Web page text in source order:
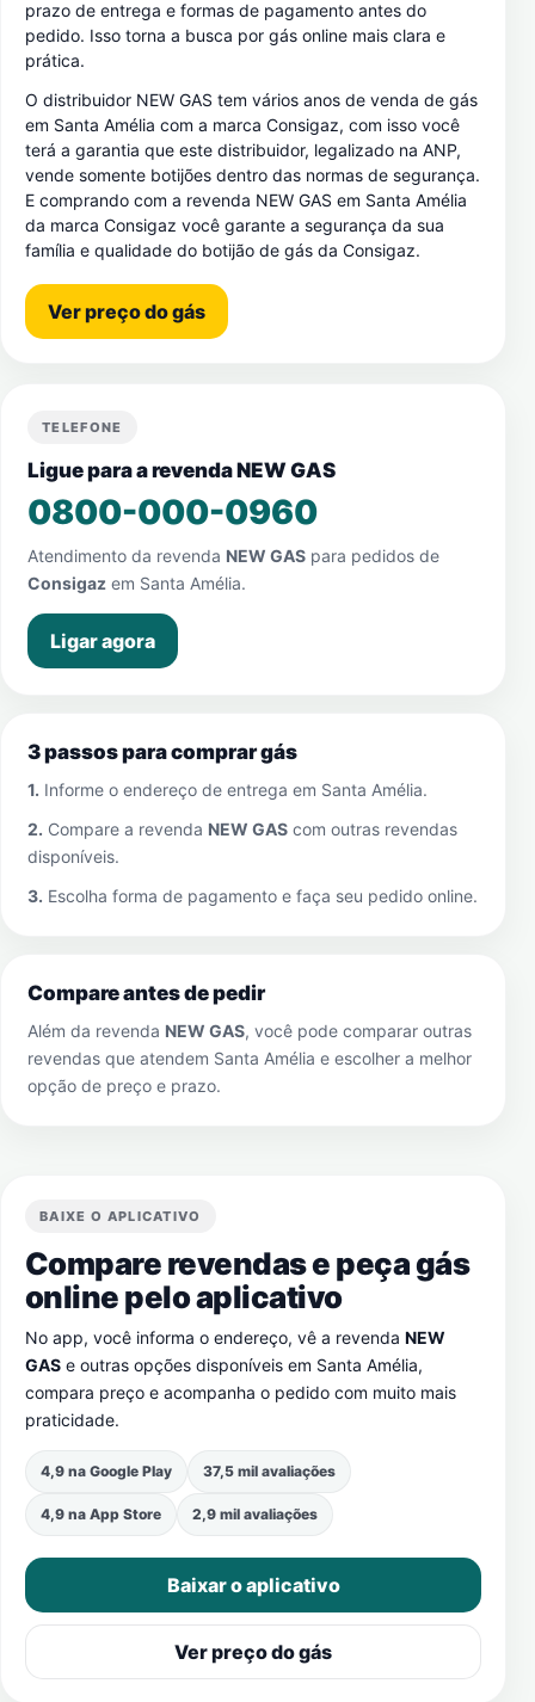
prazo de entrega e formas de pagamento antes do
pedido. Isso torna a busca por gás online mais clara e
prática.
O distribuidor NEW GAS tem vários anos de venda de gás
em Santa Amélia com a marca Consigaz, com isso você
terá a garantia que este distribuidor, legalizado na ANP,
vende somente botijões dentro das normas de segurança.
E comprando com a revenda NEW GAS em Santa Amélia
da marca Consigaz você garante a segurança da sua
família e qualidade do botijão de gás da Consigaz.
Ver preço do gás
TELEFONE
Ligue para a revenda NEW GAS
0800-000-0960
Atendimento da revenda NEW GAS para pedidos de
Consigaz em Santa Amélia.
Ligar agora
3 passos para comprar gás
1. Informe o endereço de entrega em Santa Amélia.
2. Compare a revenda NEW GAS com outras revendas
disponíveis.
3. Escolha forma de pagamento e faça seu pedido online.
Compare antes de pedir
Além da revenda NEW GAS, você pode comparar outras
revendas que atendem Santa Amélia e escolher a melhor
opção de preço e prazo.
BAIXE O APLICATIVO
Compare revendas e peça gás
online pelo aplicativo
No app, você informa o endereço, vê a revenda NEW
GAS e outras opções disponíveis em Santa Amélia,
compara preço e acompanha o pedido com muito mais
praticidade.
4,9 na Google Play 37,5 mil avaliações
4,9 na App Store 2,9 mil avaliações
Baixar o aplicativo
Ver preço do gás